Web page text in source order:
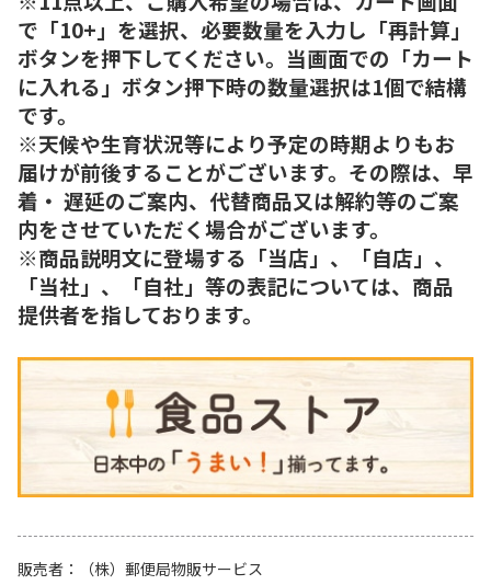
で「10+」を選択、必要数量を入力し「再計算」
ボタンを押下してください。当画面での「カート
に入れる」ボタン押下時の数量選択は1個で結構
です。
※天候や生育状況等により予定の時期よりもお
届けが前後することがございます。その際は、早
着・ 遅延のご案内、代替商品又は解約等のご案
内をさせていただく場合がございます。
※商品説明文に登場する「当店」、「自店」、
「当社」、「自社」等の表記については、商品
提供者を指しております。
販売者
（株）郵便局物販サービス